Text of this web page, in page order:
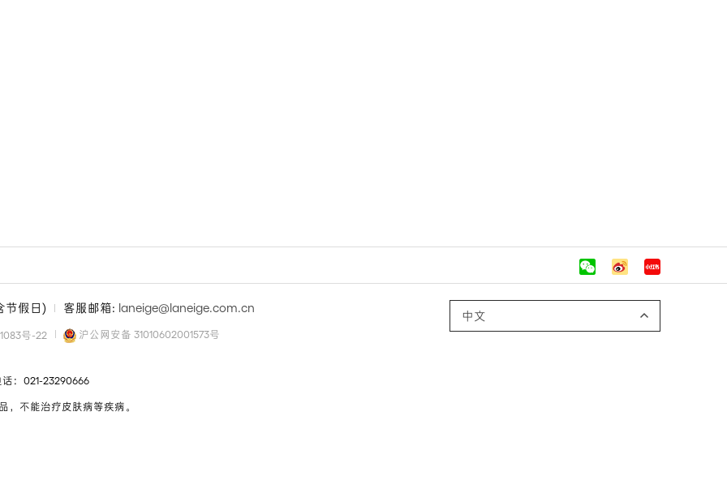
微信微博
节假日) 客服邮箱: laneige@laneige.com.cn
号-22 沪公网安备 31010602001573号
：021-23290666
，不能治疗皮肤病等疾病。
中文